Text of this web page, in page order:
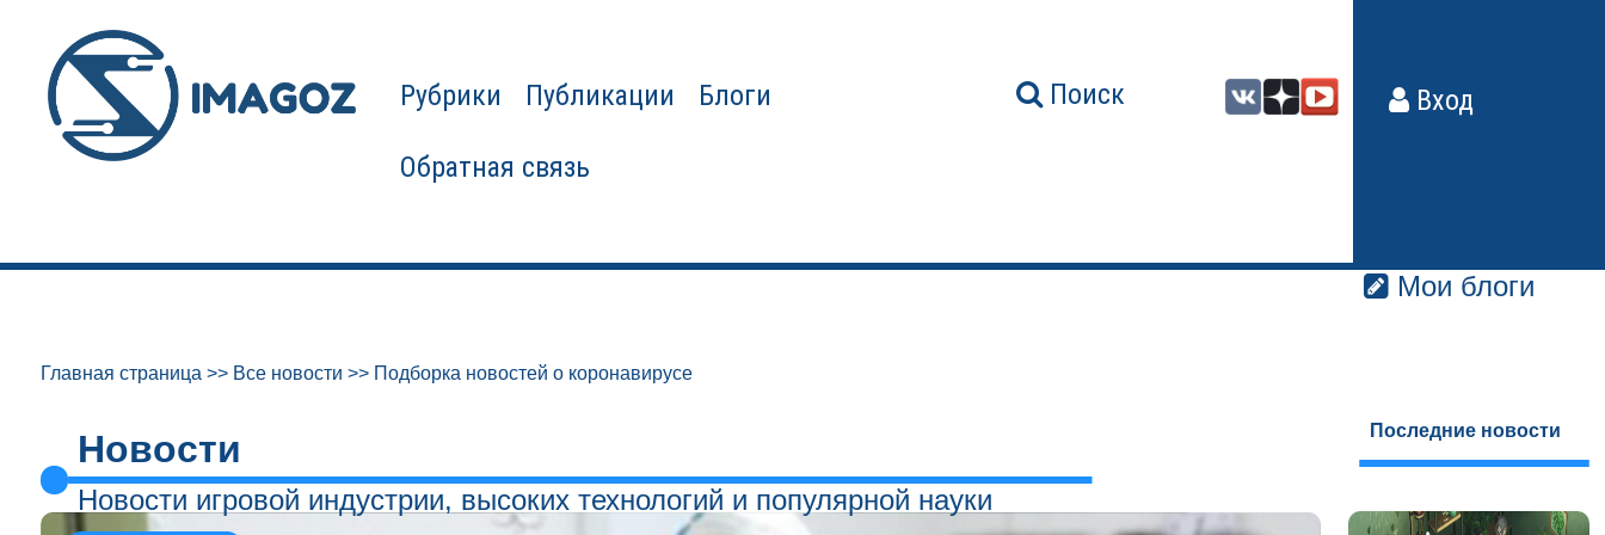
Рубрики Публикации Блоги
Обратная связь
Поиск Вход
Мои блоги
Главная страница >> Все новости >> Подборка новостей о коронавирусе
Новости
Новости игровой индустрии, высоких технологий и популярной науки
Последние новости